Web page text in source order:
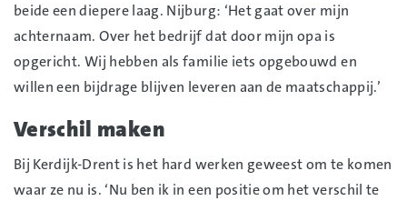
beide een diepere laag. Nijburg: ‘Het gaat over mijn
achternaam. Over het bedrijf dat door mijn opa is
opgericht. Wij hebben als familie iets opgebouwd en
willen een bijdrage blijven leveren aan de maatschappij.’
Verschil maken
Bij Kerdijk-Drent is het hard werken geweest om te komen
waar ze nu is. ‘Nu ben ik in een positie om het verschil te